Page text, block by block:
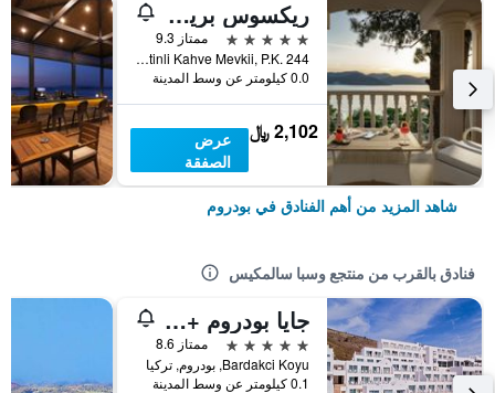
ريكسوس بريميوم بودروم
5 نجوم
ممتاز 9.3
Torba Mah. Zeytinli Kahve Mevkii, P.K. 244, بودروم, تركيا
0.0 كيلومتر عن وسط المدينة
2,102 ﷼
عرض
الصفقة
شاهد المزيد من أهم الفنادق في بودروم
فنادق بالقرب من منتجع وسبا سالمكيس
جايا بودروم +16 أدالت ٔونلي (ٕسضبرايف بودروم) - شامال جميع الخدمات
5 نجوم
ممتاز 8.6
Bardakci Koyu, بودروم, تركيا
0.1 كيلومتر عن وسط المدينة